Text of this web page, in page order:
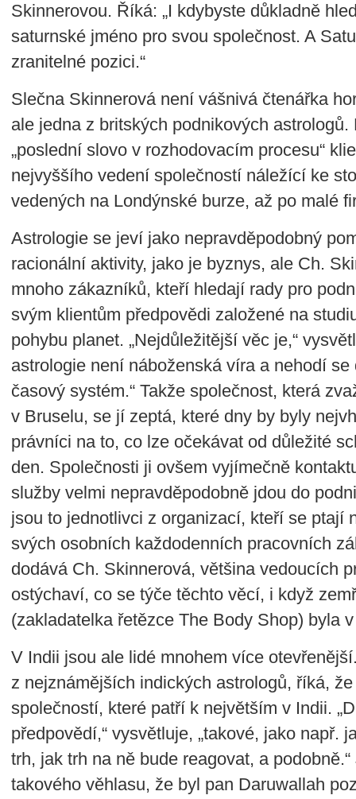
Skinnerovou. Říká: „I kdybyste důkladně
saturnské jméno pro svou společnost. A
zranitelné pozici.“
Slečna Skinnerová není vášnivá čtenářka
ale jedna z britských podnikových
„poslední slovo v rozhodovacím procesu“
nejvyššího vedení společností náležící ke
vedených na Londýnské burze, až po malé
Astrologie se jeví jako nepravděpodobný
racionální aktivity, jako je byznys, ale Ch.
mnoho zákazníků, kteří hledají rady pro
svým klientům předpovědi založené na
pohybu planet. „Nejdůležitější věc je,“
astrologie není náboženská víra a nehodí
časový systém.“ Takže společnost, která
v Bruselu, se jí zeptá, které dny by byly
právníci na to, co lze očekávat od důležité
den. Společnosti ji ovšem vyjímečně
služby velmi nepravděpodobně jdou do
jsou to jednotlivci z organizací, kteří se ptají
svých osobních každodenních pracovních
dodává Ch. Skinnerová, většina vedoucích
ostýchaví, co se týče těchto věcí, i když
(zakladatelka řetězce The Body Shop) byla
V Indii jsou ale lidé mnohem více
z nejznámějších indických astrologů, říká,
společností, které patří k největším v Indii.
předpovědí,“ vysvětluje, „takové, jako např.
trh, jak trh na ně bude reagovat, a
takového věhlasu, že byl pan Daruwallah